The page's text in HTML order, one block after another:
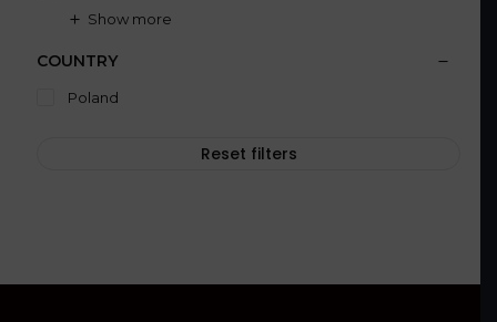
Show more
COUNTRY
Poland
Reset filters